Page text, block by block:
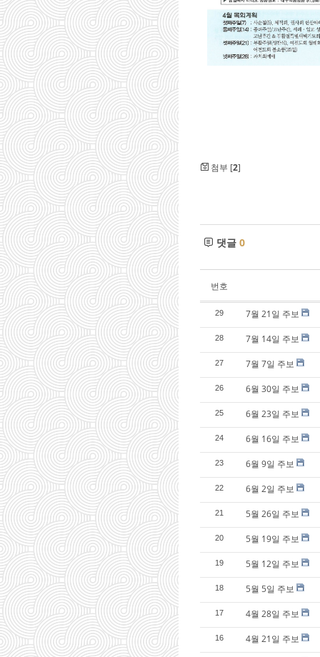
첨부 [2]
댓글 0
번호
29 7월 21일 주보
28 7월 14일 주보
27 7월 7일 주보
26 6월 30일 주보
25 6월 23일 주보
24 6월 16일 주보
23 6월 9일 주보
22 6월 2일 주보
21 5월 26일 주보
20 5월 19일 주보
19 5월 12일 주보
18 5월 5일 주보
17 4월 28일 주보
16 4월 21일 주보